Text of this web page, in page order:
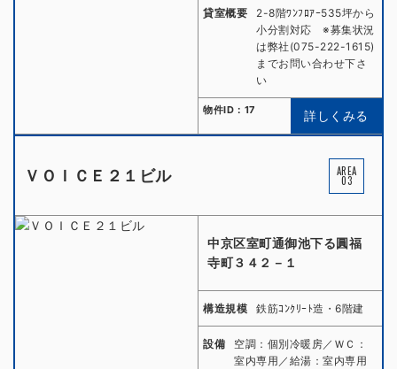
貸室概要
2-8階ﾜﾝﾌﾛｱｰ535坪から
小分割対応 ※募集状況
は弊社(075-222-1615)
までお問い合わせ下さ
い
物件ID：17 詳しくみる
ＶＯＩＣＥ２１ビル AREA
03
中京区室町通御池下る圓福
寺町３４２－１
構造規模 鉄筋ｺﾝｸﾘｰﾄ造・6階建
設備
空調：個別冷暖房／ＷＣ：
室内専用／給湯：室内専用